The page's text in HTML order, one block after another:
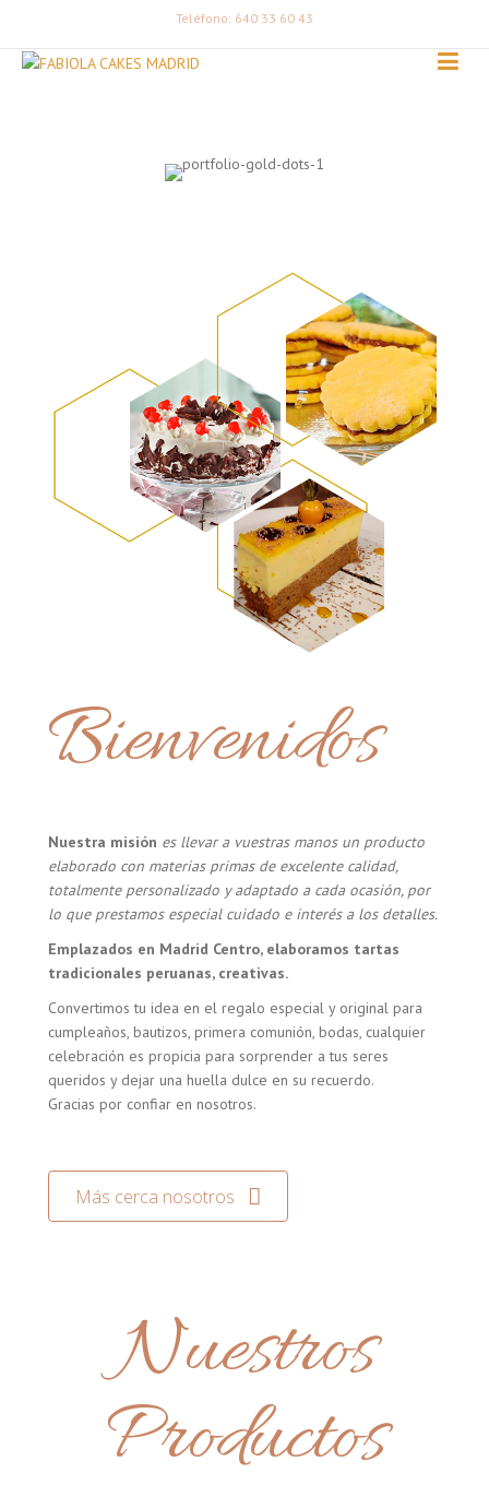
Teléfono: 640 33 60 43
Bienvenidos
Nuestra misión es llevar a vuestras manos un producto
elaborado con materias primas de excelente calidad,
totalmente personalizado y adaptado a cada ocasión, por
lo que prestamos especial cuidado e interés a los detalles.
Emplazados en Madrid Centro, elaboramos tartas
tradicionales peruanas, creativas.
Convertimos tu idea en el regalo especial y original para
cumpleaños, bautizos, primera comunión, bodas, cualquier
celebración es propicia para sorprender a tus seres
queridos y dejar una huella dulce en su recuerdo.
Gracias por confiar en nosotros.
Más cerca nosotros
Nuestros
Productos